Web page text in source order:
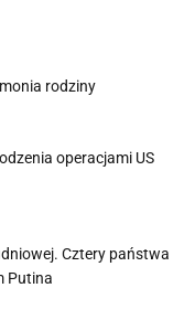
rodziny
operacjami US
Cztery państwa
Putina